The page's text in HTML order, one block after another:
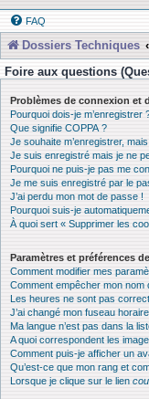
FAQ
Dossiers Techniques
Foire aux questions
Problèmes de connexion et
Pourquoi dois-je m’enregistrer
Que signifie COPPA ?
Je souhaite m’enregistrer,
Je suis enregistré mais je ne
Pourquoi ne puis-je pas me
Je me suis enregistré par le
J’ai perdu mon mot de passe !
Pourquoi suis-je
À quoi sert « Supprimer les
Paramètres et préférences
Comment modifier mes
Comment empêcher mon nom
Les heures ne sont pas
J’ai changé mon fuseau
Ma langue n’est pas dans la
A quoi correspondent les
Comment puis-je afficher un
Qu’est-ce que mon rang et
Lorsque je clique sur le lien